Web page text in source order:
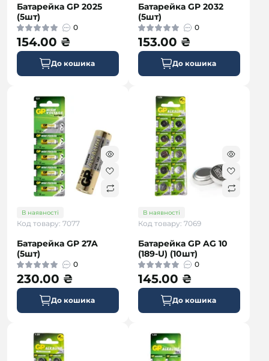
Батарейка GP 2025
(5шт)
0
154.00 ₴
До кошика
Батарейка GP 2032
(5шт)
0
153.00 ₴
До кошика
В наявності
Код товару: 7077
Батарейка GP 27A
(5шт)
0
230.00 ₴
До кошика
В наявності
Код товару: 7069
Батарейка GP AG 10
(189-U) (10шт)
0
145.00 ₴
До кошика